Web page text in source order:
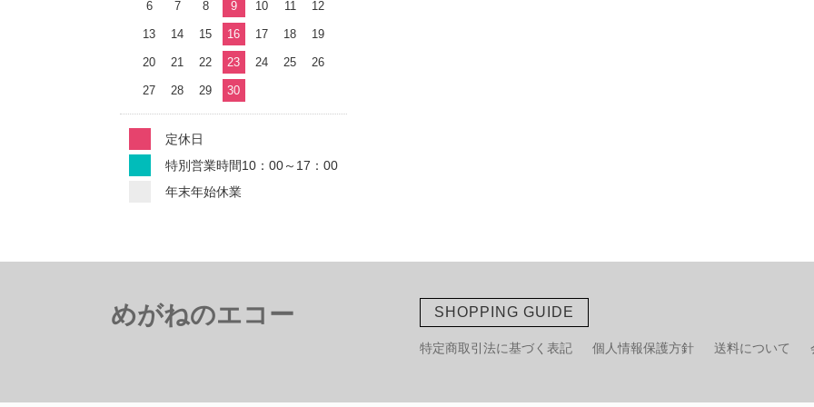
6 7 8 9 10 11 12
13 14 15 16 17 18 19
20 21 22 23 24 25 26
27 28 29 30
定休日
特別営業時間10：00～17：00
年末年始休業
SHOPPING GUIDE
特定商取引法に基づく表記 個人情報保護方針 送料について
めがねのエコー